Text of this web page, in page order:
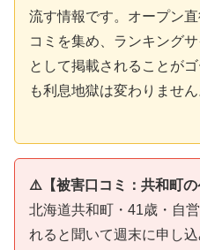
流す情報です。オープン
コミを集め、ランキング
として掲載されることが
も利息地獄は変わりません
⚠️【被害口コミ：共和町の
北海道共和町・41歳・自
れると聞いて週末に申し